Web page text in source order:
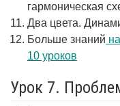
гармоническая
Два цвета.
Больше знаний
10 уроков
Урок 7.